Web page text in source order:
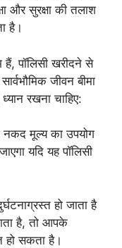
और सुरक्षा की तलाश
है।
हैं, पॉलिसी खरीदने से
जीवन बीमा
रखना चाहिए:
नकद मूल्य का उपयोग
यदि यह पॉलिसी
हो जाता है
है, तो आपके
हो सकता है।